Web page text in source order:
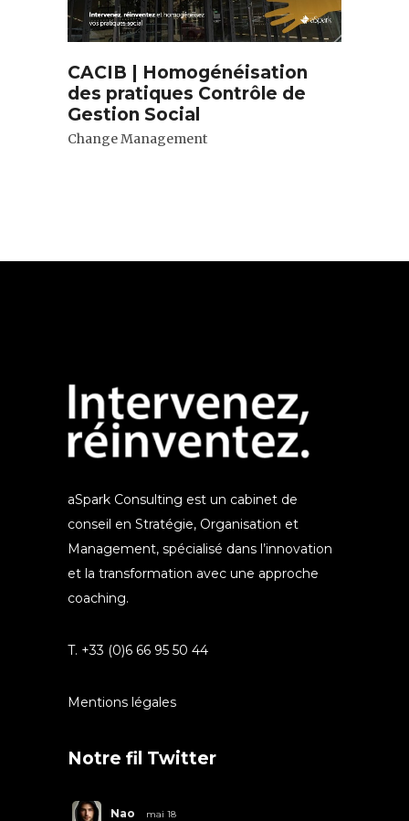
CACIB | Homogénéisation
des pratiques Contrôle de
Gestion Social
Change Management
aSpark Consulting est un cabinet de
conseil en Stratégie, Organisation et
Management, spécialisé dans l’innovation
et la transformation avec une approche
coaching.
T. +33 (0)6 66 95 50 44
Mentions légales
Notre fil Twitter
Nao mai 18